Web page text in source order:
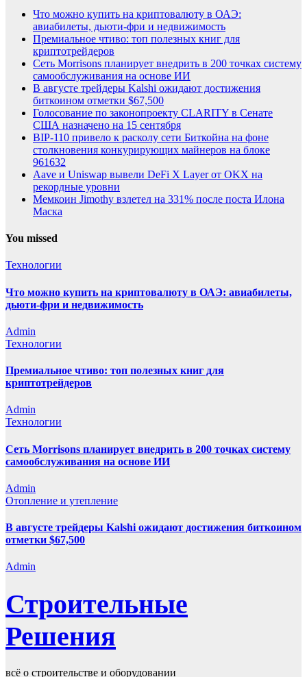
Что можно купить на криптовалюту в ОАЭ:
авиабилеты, дьюти-фри и недвижимость
Премиальное чтиво: топ полезных книг для
криптотрейдеров
Сеть Morrisons планирует внедрить в 200 точках систему
самообслуживания на основе ИИ
В августе трейдеры Kalshi ожидают достижения
биткоином отметки $67,500
Голосование по законопроекту CLARITY в Сенате
США назначено на 15 сентября
BIP-110 привело к расколу сети Биткойна на фоне
столкновения конкурирующих майнеров на блоке
961632
Aave и Uniswap вывели DeFi X Layer от OKX на
рекордные уровни
Мемкоин Jimothy взлетел на 331% после поста Илона
Маска
You missed
Технологии
Что можно купить на криптовалюту в ОАЭ: авиабилеты,
дьюти-фри и недвижимость
Admin
Технологии
Премиальное чтиво: топ полезных книг для
криптотрейдеров
Admin
Технологии
Сеть Morrisons планирует внедрить в 200 точках систему
самообслуживания на основе ИИ
Admin
Отопление и утепление
В августе трейдеры Kalshi ожидают достижения биткоином
отметки $67,500
Admin
Строительные
Решения
всё о строительстве и оборудовании